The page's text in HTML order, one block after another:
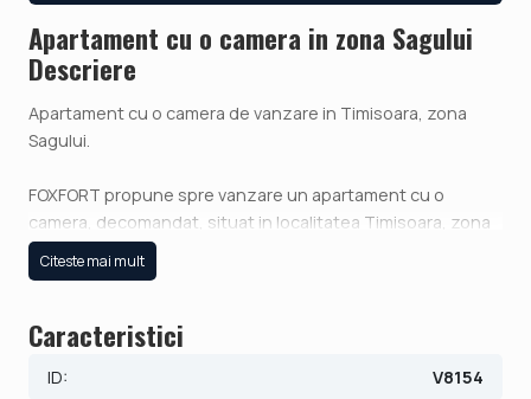
Apartament cu o camera in zona Sagului
Descriere
Apartament cu o camera de vanzare in Timisoara, zona
Sagului.
FOXFORT propune spre vanzare un apartament cu o
camera, decomandat, situat in localitatea Timisoara, zona
Sagului, aflat la etajul mansarda intr-un bloc cu regim de
inaltime pe Parter + 4 Etaje. Anul constructiei 2011,
utila de 32 mp.
Apartamentul este structurat astfel:
Citeste mai mult
Caracteristici
ID: V8154